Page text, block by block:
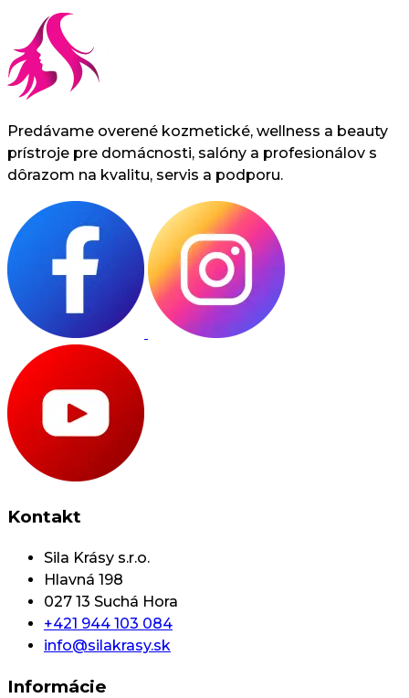
Predávame overené kozmetické, wellness a beauty
prístroje pre domácnosti, salóny a profesionálov s
dôrazom na kvalitu, servis a podporu.
Kontakt
Sila Krásy s.r.o.
Hlavná 198
027 13 Suchá Hora
+421 944 103 084
info@silakrasy.sk
Informácie